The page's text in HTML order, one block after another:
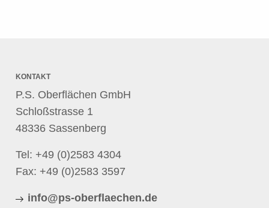
KONTAKT
P.S. Oberflächen GmbH
Schloßstrasse 1
48336 Sassenberg
Tel: +49 (0)2583 4304
Fax: +49 (0)2583 3597
info@ps-oberflaechen.de